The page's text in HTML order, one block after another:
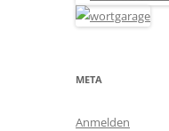
META
Anmelden